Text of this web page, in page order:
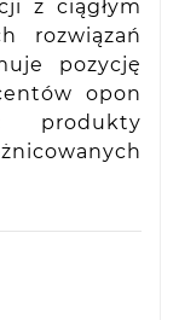
z ciągłym
rozwiązań
pozycję
opon
produkty